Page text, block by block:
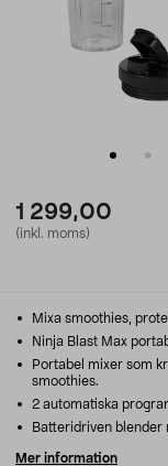
1 299,00
(inkl. moms)
Mixa smoothies,
Ninja Blast Max
Portabel mixer som
smoothies.
2 automatiska
Batteridriven blender
Mer information